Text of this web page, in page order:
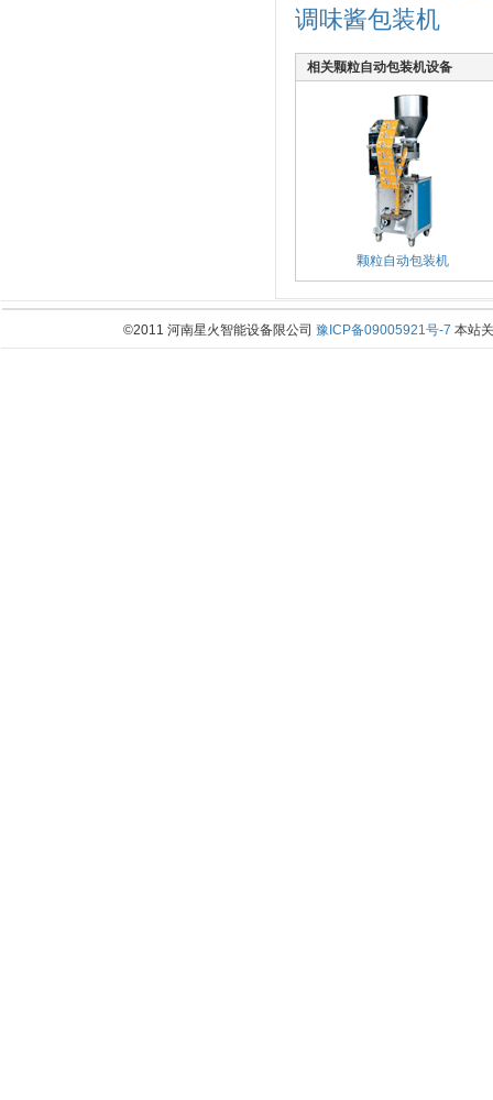
调味酱包装机
相关颗粒自动包装机设备
颗粒自动包装机
©2011 河南星火智能设备限公司 豫ICP备09005921号-7 本站